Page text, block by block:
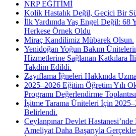
NRP EĞİTİMİ
Kolik Hastalık Değil, Geçici Bir
İlk Yardımda Yaş Engel Değil: 68
Herkese Örnek Oldu
Miraç Kandilimiz Mübarek Olsun.
Yenidoğan Yoğun Bakım
Hizmetlerine Sağlanan Katkılara
Takdim Edildi.
Zayıflama İğneleri Hakkında
2025–2026 Eğitim Öğretim Yılı
Programı Değerlendirme
İşitme Tarama Üniteleri İçin
Belirlendi.
Ceylanpınar Devlet
Ameliyat Daha Başarıyla